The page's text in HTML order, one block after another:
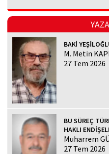
BAKİ
M. Metin
27 Tem 2026
BU SÜREÇ
HAKLI
Muharrem
27 Tem 2026